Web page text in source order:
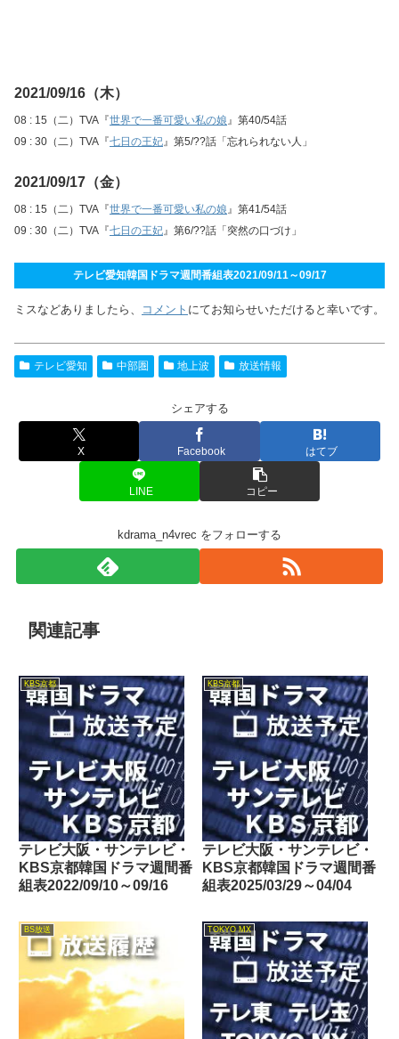
2021/09/16（木）
08 : 15（二）TVA『世界で一番可愛い私の娘』第40/54話
09 : 30（二）TVA『七日の王妃』第5/??話「忘れられない人」
2021/09/17（金）
08 : 15（二）TVA『世界で一番可愛い私の娘』第41/54話
09 : 30（二）TVA『七日の王妃』第6/??話「突然の口づけ」
テレビ愛知韓国ドラマ週間番組表2021/09/11～09/17
ミスなどありましたら、 コメント にてお知らせいただけると幸いです。
テレビ愛知 中部圏 地上波 放送情報
シェアする
X Facebook はてブ
LINE コピー
kdrama_n4vrec をフォローする
関連記事
KBS京都
テレビ大阪・サンテレビ・
KBS京都韓国ドラマ週間番
組表2022/09/10～09/16
KBS京都
テレビ大阪・サンテレビ・
KBS京都韓国ドラマ週間番
組表2025/03/29～04/04
BS放送 TOKYO MX